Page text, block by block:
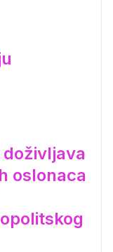
oslonaca